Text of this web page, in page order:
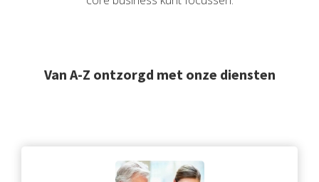
Van A-Z ontzorgd met onze diensten